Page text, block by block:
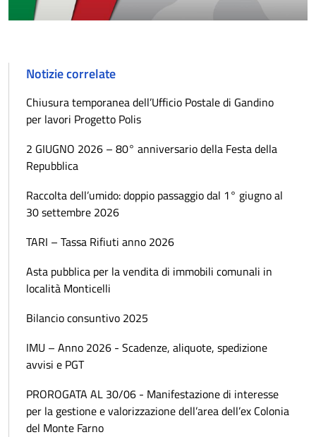
Notizie correlate
Chiusura temporanea dell’Ufficio Postale di Gandino
per lavori Progetto Polis
2 GIUGNO 2026 – 80° anniversario della Festa della
Repubblica
Raccolta dell’umido: doppio passaggio dal 1° giugno al
30 settembre 2026
TARI – Tassa Rifiuti anno 2026
Asta pubblica per la vendita di immobili comunali in
località Monticelli
Bilancio consuntivo 2025
IMU – Anno 2026 - Scadenze, aliquote, spedizione
avvisi e PGT
PROROGATA AL 30/06 - Manifestazione di interesse
per la gestione e valorizzazione dell’area dell’ex Colonia
del Monte Farno